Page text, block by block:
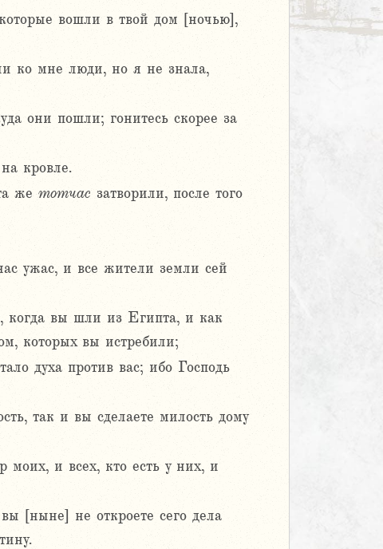
вошли в твой дом [ночью],
ко мне люди, но я не знала,
они пошли; гонитесь скорее за
кровле.
же тотчас затворили, после того
ужас, и все жители земли сей
когда вы шли из Египта, и как
которых вы истребили;
духа против вас; ибо Господь
так и вы сделаете милость дому
моих, и всех, кто есть у них, и
[ныне] не откроете сего дела